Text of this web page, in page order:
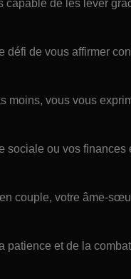
capable de les lever
défi de vous affirmer
moins, vous vous
sociale ou vos finances
couple, votre âme-
patience et de la